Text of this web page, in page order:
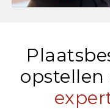
opstellen